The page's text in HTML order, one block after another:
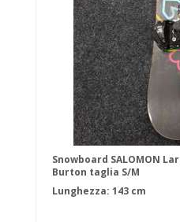
Snowboard SALOMON
Burton taglia S/M
Lunghezza: 143 cm